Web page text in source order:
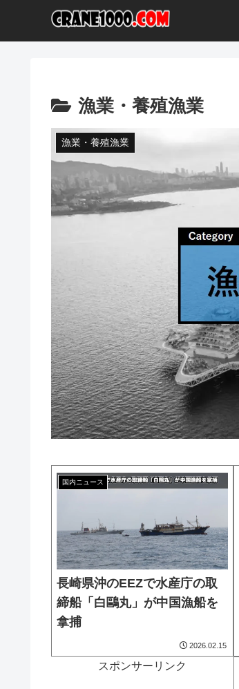
漁業・養殖漁業
漁業・養殖漁業
国内ニュース
長崎県沖のEEZで水産庁の取
締船「白鷗丸」が中国漁船を
拿捕
2026.02.15
スポンサーリンク